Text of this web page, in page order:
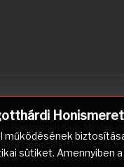
működésének
sütiket. Amennyiben